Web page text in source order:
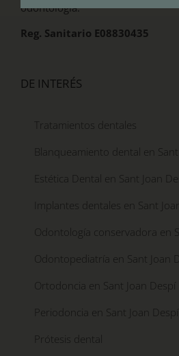
odontología.
Reg. Sanitario E08830435
DE INTERÉS
Tratamientos dentales
Blanqueamiento dental en Sant
Estética Dental en Sant Joan
Implantes dentales en Sant
Odontología conservadora en
Odontopediatría en Sant Joan
Ortodoncia en Sant Joan Despí
Periodoncia en Sant Joan Despí
Prótesis dental